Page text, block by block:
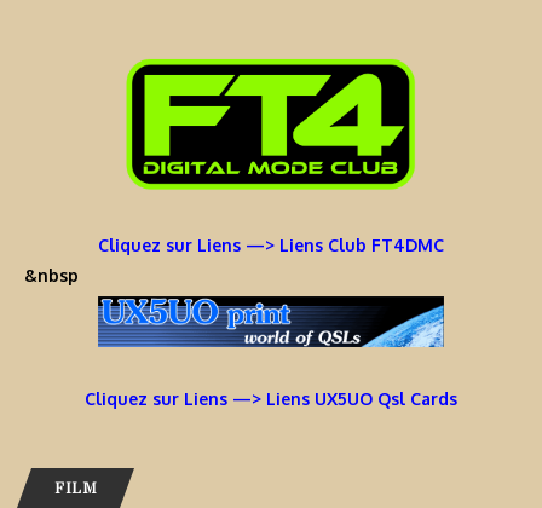
Cliquez sur Liens —> Liens Club FT4DMC
&nbsp
Cliquez sur Liens —> Liens UX5UO Qsl Cards
FILM